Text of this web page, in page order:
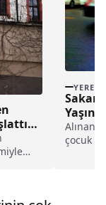
YEREL
Alınan
çocuk